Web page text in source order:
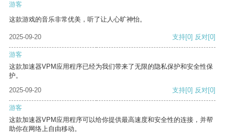
游客
这款游戏的音乐非常优美，听了让人心旷神怡。
2025-09-20 支持[0] 反对[0]
游客
这款加速器VPM应用程序已经为我们带来了无限的隐私保护和安全性保
护。
2025-09-20
支持[0] 反对[0]
游客
这款加速器VPM应用程序可以给你提供最高速度和安全性的连接，并帮
助你在网络上自由移动。